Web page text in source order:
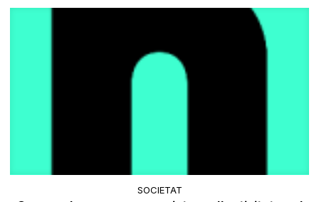
SOCIETAT